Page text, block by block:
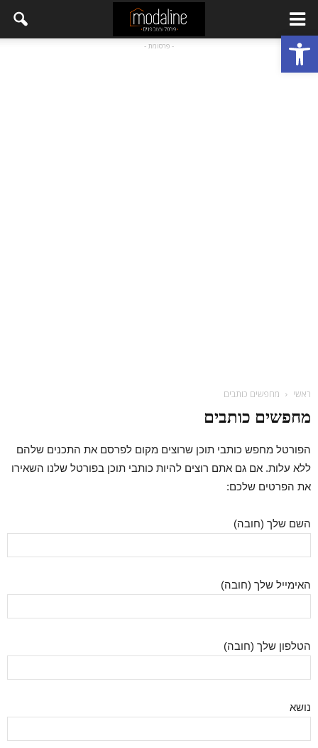
פתח סרגל נגישות - פרסומת -
ראשי מחפשים כותבים
מחפשים כותבים
הפורטל מחפש כותבי תוכן שרוצים מקום לפרסם את התכנים שלהם
ללא עלות. אם גם אתם רוצים להיות כותבי תוכן בפורטל שלנו השאירו
את הפרטים שלכם:
השם שלך (חובה)
האימייל שלך (חובה)
הטלפון שלך (חובה)
נושא